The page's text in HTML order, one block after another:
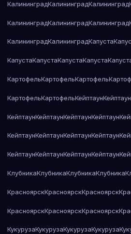
КалининградКалининградКалининград
КалининградКалининградКалининград
КалининградКалининградКапуста
КапустаКапустаКапустаКапуста
КартофельКартофельКартофель
КартофельКартофельКейптаунКейптаун
КейптаунКейптаунКейптаунКейптаун
КейптаунКейптаунКейптаунКейптаун
КейптаунКейптаунКейптаунКейптаун
КлубникаКлубникаКлубникаКлубника
КрасноярскКрасноярскКрасноярск
КрасноярскКрасноярскКрасноярск
КукурузаКукурузаКукурузаКукуруза